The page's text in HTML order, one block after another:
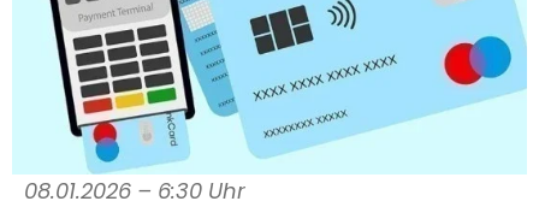
08.01.2026 – 6:30 Uhr